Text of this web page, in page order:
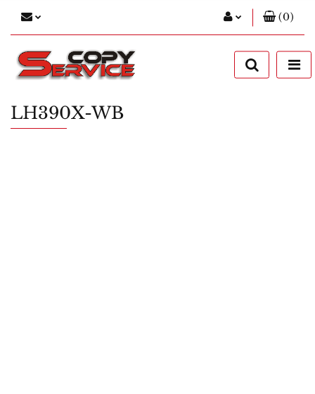
Zaloguj się
Zarejestruj się
(0)
LH390X-WB